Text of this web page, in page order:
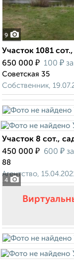
9
Участок 1081
650 000 ₽ 100 ₽
Советская 35
Собственник,
4
Участок 8 сот.,
450 000 ₽ 600 ₽
88
Агентство,